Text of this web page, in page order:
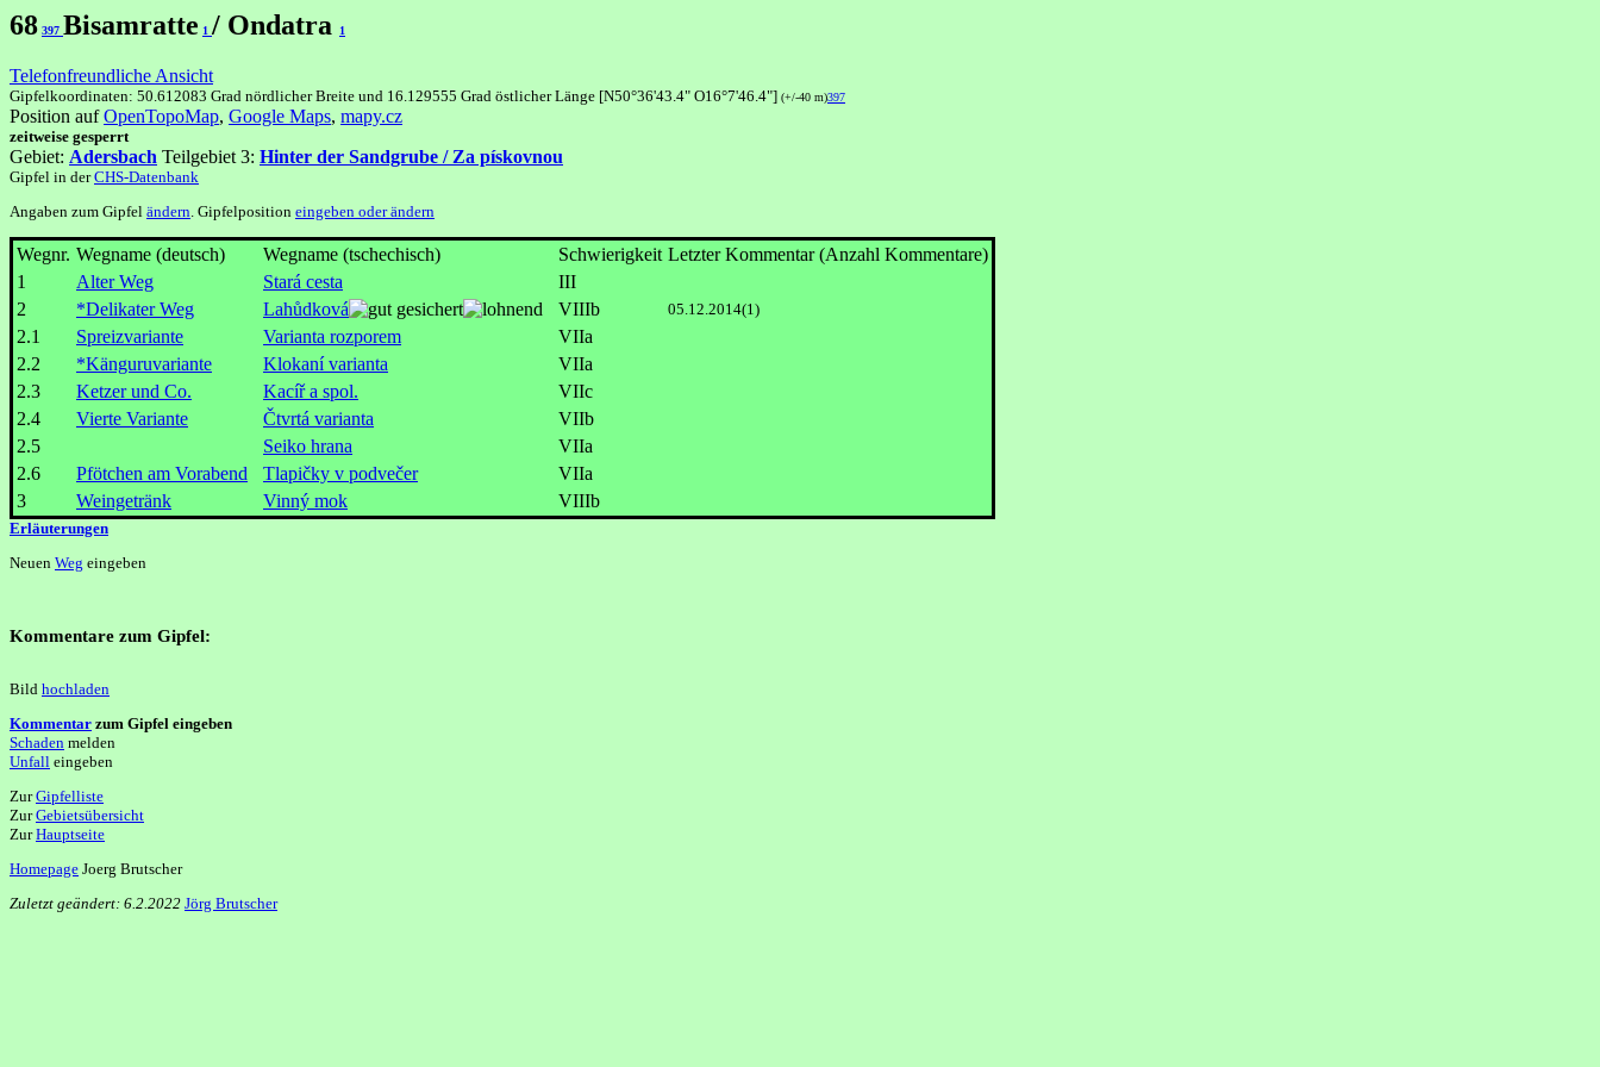
68 397 Bisamratte 1 / Ondatra 1
Telefonfreundliche Ansicht
Gipfelkoordinaten: 50.612083 Grad nördlicher Breite und 16.129555 Grad östlicher Länge [N50°36'43.4" O16°7'46.4"] (+/-40 m)397
Position aufOpenTopoMap, Google Maps, mapy.cz
zeitweise gesperrt
Gebiet: Adersbach Teilgebiet 3: Hinter der Sandgrube / Za pískovnou
Gipfel in derCHS-Datenbank
Angaben zum Gipfel ändern . Gipfelposition eingeben oder ändern
Wegnr. Wegname (deutsch) Wegname (tschechisch) Schwierigkeit Letzter Kommentar (Anzahl Kommentare)
1
Alter Weg Stará cesta
III
2
*Delikater Weg Lahůdková VIIIb 05.12.2014(1)
2.1 Spreizvariante Varianta rozporem
VIIa
2.2
*Känguruvariante Klokaní varianta
VIIa
2.3
Ketzer und Co. Kacíř a spol.
VIIc
2.4
Vierte Variante Čtvrtá varianta
VIIb
2.5
Seiko hrana
VIIa
2.6
Pfötchen am Vorabend Tlapičky v podvečer
VIIa
3
Weingetränk Vinný mok VIIIb
Erläuterungen
Neuen Weg eingeben
Kommentare zum Gipfel:
Bild hochladen
Kommentar zum Gipfel eingeben
Schaden melden
Unfall eingeben
ZurGipfelliste
ZurGebietsübersicht
ZurHauptseite
Homepage Joerg Brutscher
Zuletzt geändert: 6.2.2022 Jörg Brutscher